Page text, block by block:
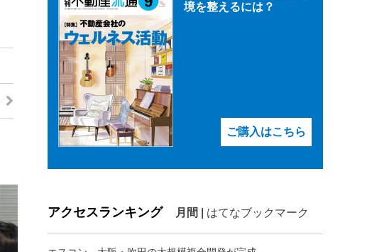
境を整えるには？
ご購入はこちら
アクセスランキング 月間 はてなブックマーク